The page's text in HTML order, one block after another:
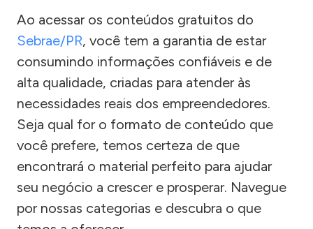
Ao acessar os conteúdos gratuitos do
Sebrae/PR, você tem a garantia de estar
consumindo informações confiáveis e de
alta qualidade, criadas para atender às
necessidades reais dos empreendedores.
Seja qual for o formato de conteúdo que
você prefere, temos certeza de que
encontrará o material perfeito para ajudar
seu negócio a crescer e prosperar. Navegue
por nossas categorias e descubra o que